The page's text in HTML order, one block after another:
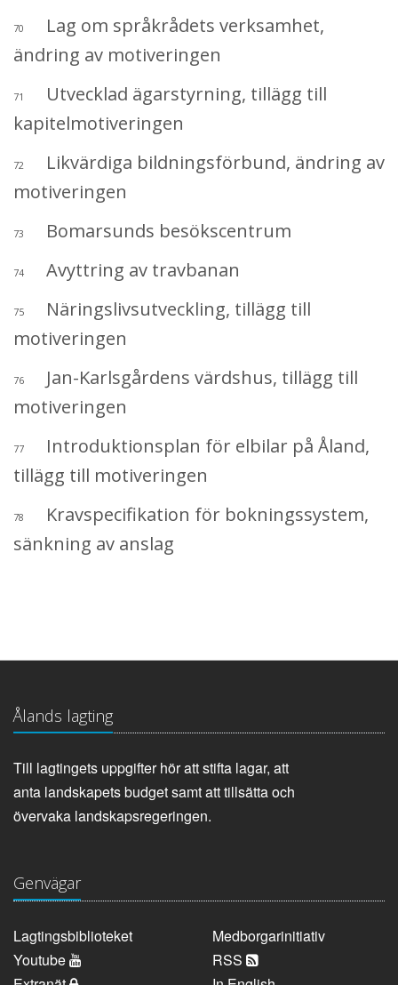
70
Lag om språkrådets verksamhet,
ändring av motiveringen
71
Utvecklad ägarstyrning, tillägg till
kapitelmotiveringen
72
Likvärdiga bildningsförbund, ändring av
motiveringen
73 Bomarsunds besökscentrum
74 Avyttring av travbanan
75
Näringslivsutveckling, tillägg till
motiveringen
76
Jan-Karlsgårdens värdshus, tillägg till
motiveringen
77
Introduktionsplan för elbilar på Åland,
tillägg till motiveringen
78
Kravspecifikation för bokningssystem,
sänkning av anslag
Ålands lagting
Till lagtingets uppgifter hör att stifta lagar, att
anta landskapets budget samt att tillsätta och
övervaka landskapsregeringen.
Genvägar
Lagtingsbiblioteket
Medborgarinitiativ
Youtube
RSS